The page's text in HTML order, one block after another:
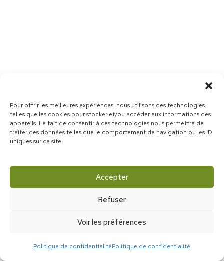
Pour offrir les meilleures expériences, nous utilisons des technologies
telles que les cookies pour stocker et/ou accéder aux informations des
appareils. Le fait de consentir à ces technologies nous permettra de
traiter des données telles que le comportement de navigation ou les ID
uniques sur ce site.
Accepter
Refuser
Voir les préférences
Politique de confidentialitéPolitique de confidentialité